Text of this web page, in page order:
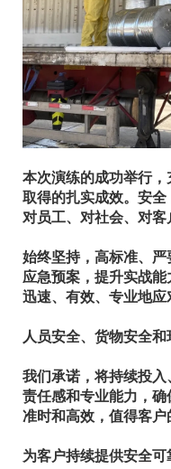
本次演练的成功举行
取得的扎实成效。安
对员工、对社会、对
始终坚持，高标准、
应急预案，提升实战
迅速、有效、专业地
人员安全、货物安全和
我们承诺，将持续投
责任感和专业能力，确
准时和高效，值得客户
为客户持续提供安全可